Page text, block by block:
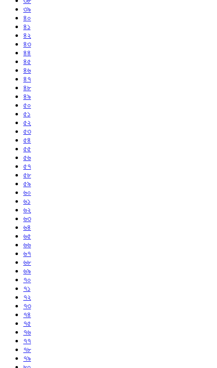
৩৯
৪০
৪১
৪২
৪৩
৪৪
৪৫
৪৬
৪৭
৪৮
৪৯
৫০
৫১
৫২
৫৩
৫৪
৫৫
৫৬
৫৭
৫৮
৫৯
৬০
৬১
৬২
৬৩
৬৪
৬৫
৬৬
৬৭
৬৮
৬৯
৭০
৭১
৭২
৭৩
৭৪
৭৫
৭৬
৭৭
৭৮
৭৯